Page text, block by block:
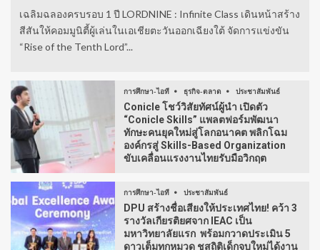
เฉลิมฉลองครบรอบ 1 ปี LORDNINE : Infinite Class เดินหน้าสร้าง
สีสันให้คอมมูนิตี้ผู้เล่นในเอเชียตะวันออกเฉียงใต้ จัดการแข่งขัน
“Rise of the Tenth Lord”...
การศึกษา-ไอที ธุรกิจ-ตลาด ประชาสัมพันธ์
Conicle โชว์วิสัยทัศน์ผู้นำ เปิดตัว
“Conicle Skills” แพลตฟอร์มพัฒนา
ทักษะคนยุคใหม่สู่โลกอนาคต พลิกโฉม
องค์กรสู่ Skills-Based Organization
ขับเคลื่อนแรงงานไทยรับมือวิกฤต
การศึกษา-ไอที ประชาสัมพันธ์
DPU สร้างชื่อเสียงให้ประเทศไทย! คว้า 3
รางวัลเกียรติยศจาก IEAC เป็น
มหาวิทยาลัยแรก พร้อมกวาดประเมิน 5
ดาวเต็มทุกหมวด ชูสถิติเด็กจบใหม่ได้งาน